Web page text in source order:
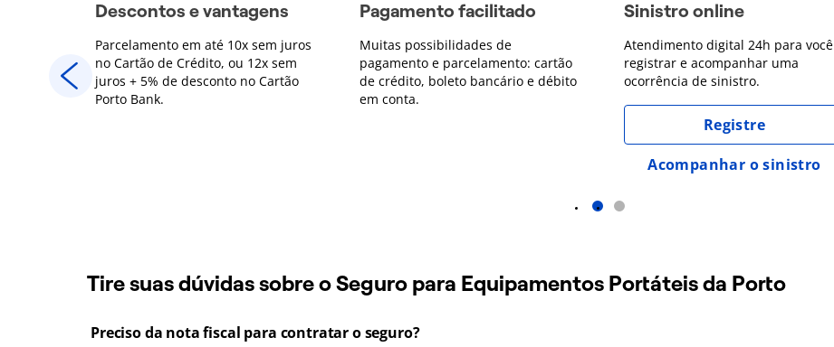
Descontos e vantagens
Parcelamento em até 10x sem juros
no Cartão de Crédito, ou 12x sem
juros + 5% de desconto no Cartão
Porto Bank.
Pagamento facilitado
Muitas possibilidades de
pagamento e parcelamento: cartão
de crédito, boleto bancário e débito
em conta.
Sinistro online
Atendimento digital 24h para você
registrar e acompanhar uma
ocorrência de sinistro.
Registre
Acompanhar o sinistro
1 2
Tire suas dúvidas sobre o Seguro para Equipamentos Portáteis da Porto
Preciso da nota fiscal para contratar o seguro?